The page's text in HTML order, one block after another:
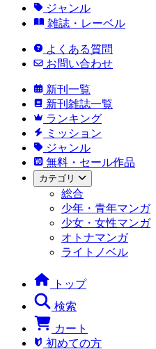
ジャンル
雑誌・レーベル
よくある質問
お問い合わせ
新刊一覧
新刊雑誌一覧
ランキング
ミッション
ジャンル
無料・セール作品
カテゴリ
総合
少年・青年マンガ
少女・女性マンガ
オトナマンガ
ライトノベル
トップ
検索
カート
初めての方